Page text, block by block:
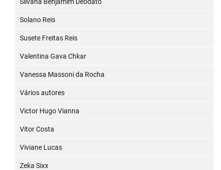
Solano Reis
Susete Freitas Reis
Valentina Gava Chkar
Vanessa Massoni da Rocha
Vários autores
Victor Hugo Vianna
Vitor Costa
Viviane Lucas
Zeka Sixx